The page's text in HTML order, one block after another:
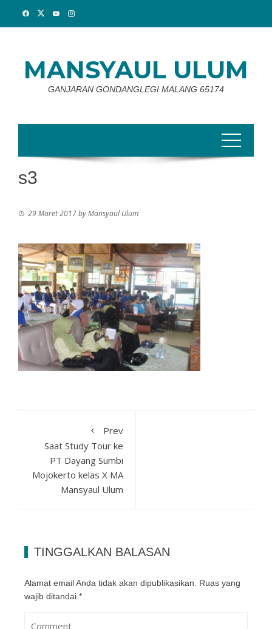
MANSYAUL ULUM
GANJARAN GONDANGLEGI MALANG 65174
s3
29 Maret 2017byMansyaul Ulum
Prev
Saat Study Tour ke
PT Dayang Sumbi
Mojokerto kelas X MA
Mansyaul Ulum
TINGGALKAN BALASAN
Alamat email Anda tidak akan dipublikasikan.
Ruas yang
wajib ditandai *